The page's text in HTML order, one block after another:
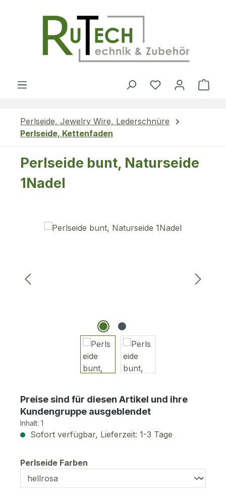
Du hast 0
Perlseide, Jewelry Wire, Lederschnüre
Perlseide, Kettenfaden
Perlseide bunt, Naturseide
1Nadel
Bildergalerie überspringen
Preise sind für diesen Artikel und ihre
Kundengruppe ausgeblendet
Inhalt: 1
Sofort verfügbar, Lieferzeit: 1-3 Tage
Perlseide Farben